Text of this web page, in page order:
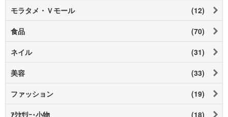
モラタメ・Ｖモール (12)
食品 (70)
ネイル (31)
美容 (33)
ファッション (19)
ｱｸｾｻﾘｰ･小物 (18)